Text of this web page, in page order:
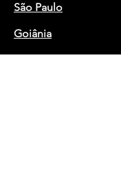
São Paulo
Goiânia